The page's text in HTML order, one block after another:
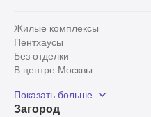
Жилые комплексы
Пентхаусы
Без отделки
В центре Москвы
Рядом с парком
С панорамными окнами
Показать больше
Загород